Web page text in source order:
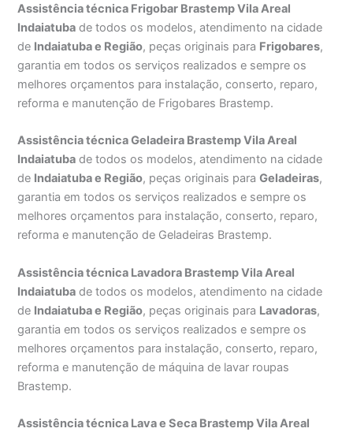
Assistência técnica Frigobar Brastemp Vila Areal
Indaiatuba de todos os modelos, atendimento na cidade
de Indaiatuba e Região, peças originais para Frigobares,
garantia em todos os serviços realizados e sempre os
melhores orçamentos para instalação, conserto, reparo,
reforma e manutenção de Frigobares Brastemp.
Assistência técnica Geladeira Brastemp Vila Areal
Indaiatuba de todos os modelos, atendimento na cidade
de Indaiatuba e Região, peças originais paraGeladeiras,
garantia em todos os serviços realizados e sempre os
melhores orçamentos para instalação, conserto, reparo,
reforma e manutenção de Geladeiras Brastemp.
Assistência técnica Lavadora Brastemp Vila Areal
Indaiatuba de todos os modelos, atendimento na cidade
de Indaiatuba e Região, peças originais para Lavadoras,
garantia em todos os serviços realizados e sempre os
melhores orçamentos para instalação, conserto, reparo,
reforma e manutenção de máquina de lavar roupas
Brastemp.
Assistência técnica Lava e Seca Brastemp Vila Areal